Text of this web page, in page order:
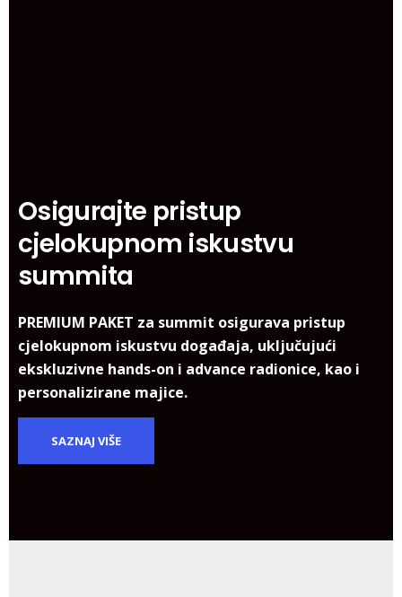
Osigurajte pristup
cjelokupnom iskustvu
summita
PREMIUM PAKET za summit osigurava pristup
cjelokupnom iskustvu događaja, uključujući
ekskluzivne hands-on i advance radionice, kao i
personalizirane majice.
SAZNAJ VIŠE